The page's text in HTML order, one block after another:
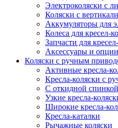
Электроколяски с
Коляски с
Аккумуляторы для
Колеса для кресел-
Запчасти для
Аксессуары и
Коляски с ручным
Активные кресла-
Кресла-коляски с
С откидной спинкой
Узкие кресла-
Широкие кресла-
Кресла-каталки
Рычажные коляски